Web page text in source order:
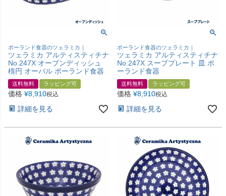
ポーランド食器のツェラミカ｜
ツェラミカ アルティスティチナ
No.247X オーブンディッシュ
楕円 オーバル ポーランド食器
送料無料 ラッピング可
価格 ¥8,910税込
詳細を見る
ポーランド食器のツェラミカ｜
ツェラミカ アルティスティチナ
No.247X スーププレート 皿 ポ
ーランド食器
送料無料 ラッピング可
価格 ¥8,910税込
詳細を見る